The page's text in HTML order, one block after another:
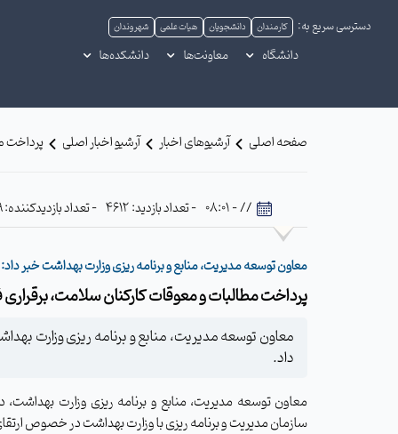
دسترسی سریع به: کارمندان دانشجویان هیات علمی شهروندان
دانشگاه معاونت‌ها دانشکده‌ها
صفحه اصلی آرشیوهای اخبار آرشیو اخبار اصلی پرداخت
// - 08:01 - تعداد بازدید: 4612 - تعداد بازدیدکننده: 729
معاون توسعه مدیریت، منابع و برنامه ریزی وزارت بهداشت خبر داد:
پرداخت مطالبات و معوقات کارکنان سلامت،
معاون توسعه مدیریت، منابع و برنامه ریزی وزارت
داد.
معاون توسعه مدیریت، منابع و برنامه ریزی وزارت
سازمان مدیریت و برنامه ریزی با وزارت بهداشت در خصوص